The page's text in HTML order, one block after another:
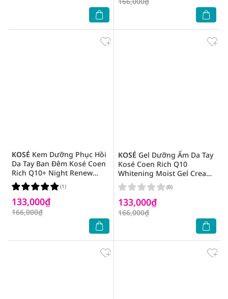
KOSÉ Kem Dưỡng Phục Hồi
Da Tay Ban Đêm Kosé Coen
Rich Q10+ Night Renew
Moist Repair 80g
133,000₫
166,000₫
(1)
KOSÉ Gel Dưỡng Ẩm Da Tay
Kosé Coen Rich Q10
Whitening Moist Gel Cream
80g
133,000₫
166,000₫
(0)